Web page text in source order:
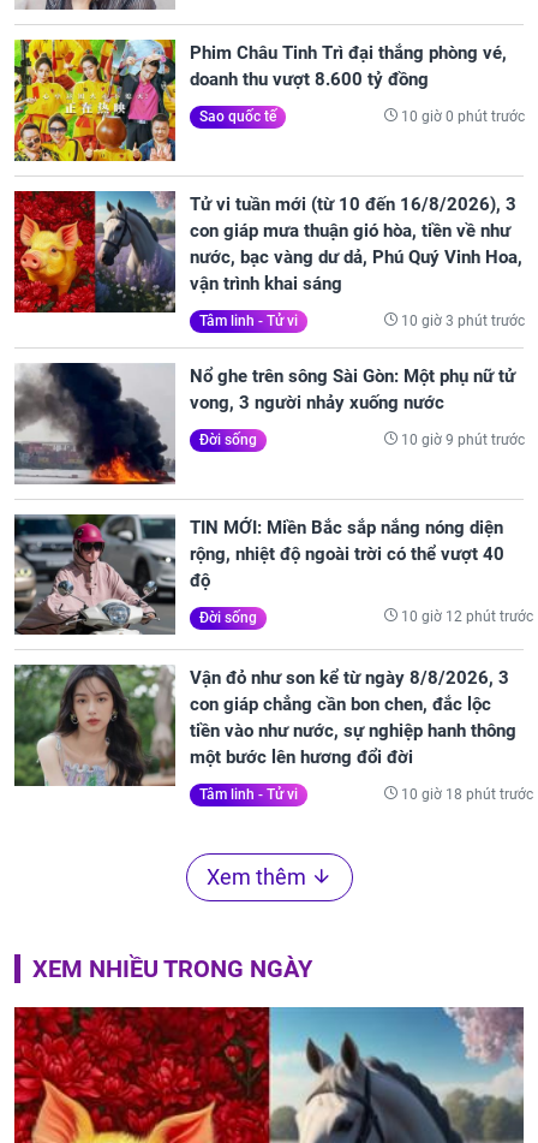
Phim Châu Tinh Trì đại thắng phòng vé,
doanh thu vượt 8.600 tỷ đồng
Sao quốc tế 10 giờ 0 phút trước
Tử vi tuần mới (từ 10 đến 16/8/2026), 3
con giáp mưa thuận gió hòa, tiền về như
nước, bạc vàng dư dả, Phú Quý Vinh Hoa,
vận trình khai sáng
Tâm linh - Tử vi 10 giờ 3 phút trước
Nổ ghe trên sông Sài Gòn: Một phụ nữ tử
vong, 3 người nhảy xuống nước
Đời sống 10 giờ 9 phút trước
TIN MỚI: Miền Bắc sắp nắng nóng diện
rộng, nhiệt độ ngoài trời có thể vượt 40
độ
Đời sống 10 giờ 12 phút trước
Vận đỏ như son kể từ ngày 8/8/2026, 3
con giáp chẳng cần bon chen, đắc lộc
tiền vào như nước, sự nghiệp hanh thông
một bước lên hương đổi đời
Tâm linh - Tử vi 10 giờ 18 phút trước
Xem thêm
XEM NHIỀU TRONG NGÀY